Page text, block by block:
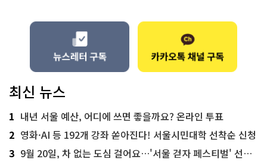
최신 뉴스
1 내년 서울 예산, 어디에 쓰면 좋을까요? 온라인 투표
2 영화·AI 등 192개 강좌 쏟아진다! 서울시민대학 선착순 신청
3 9월 20일, 차 없는 도심 걸어요…'서울 걷자 페스티벌' 선착순 5천명